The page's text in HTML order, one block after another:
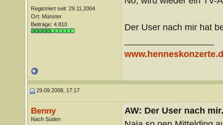
Registriert seit: 29.11.2004
Ort: Münster
Beiträge: 4.810
Der User nach mir hat
29.09.2008, 17:17
Benny
Nach Süden
AW: Der User nach